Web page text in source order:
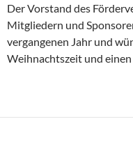
Der Vorstand des
Mitgliedern und
vergangenen Jahr und
Weihnachtszeit und